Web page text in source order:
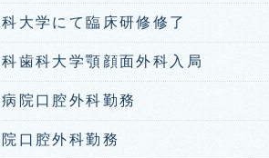
大学にて臨床研修修了
歯科大学顎顔面外科入局
院口腔外科勤務
口腔外科勤務